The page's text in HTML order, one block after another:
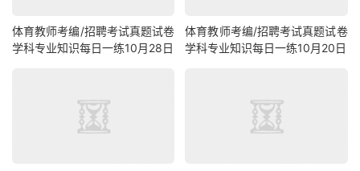
体育教师考编/招聘考试真题试卷
学科专业知识每日一练10月28日
体育教师考编/招聘考试真题试卷
学科专业知识每日一练10月20日